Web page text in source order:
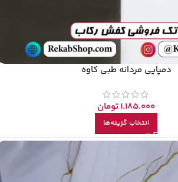
دمپایی مردانه طبی کاوه
1.185.000تومان
انتخاب گزینه‌ها